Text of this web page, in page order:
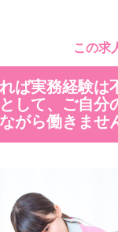
この求
ば実務経験
して、ご自分
がら働きませ